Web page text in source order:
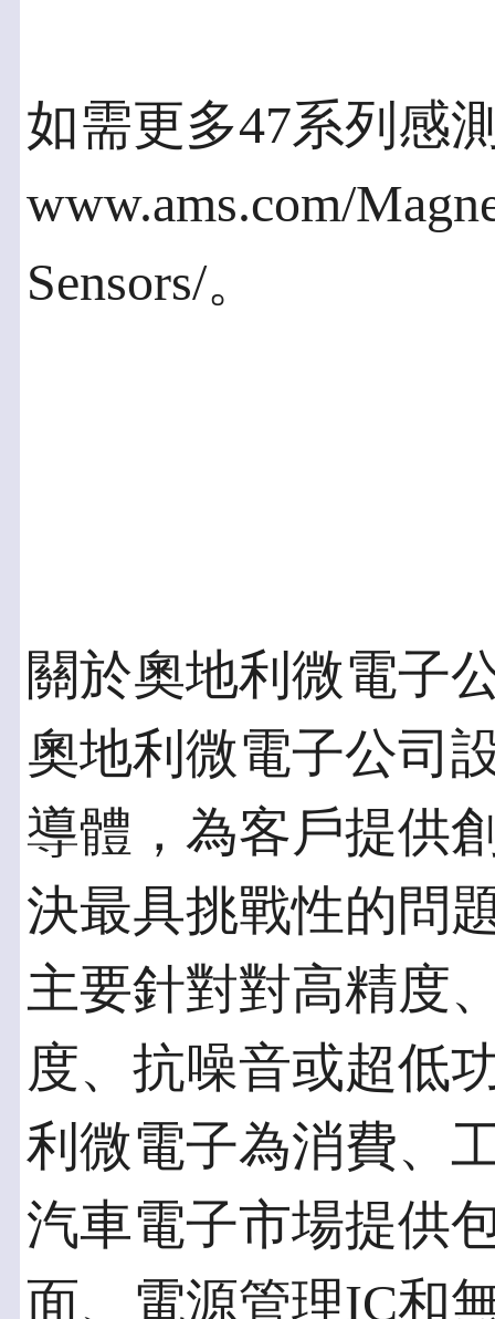
如需更多47系列感
www.ams.com/
Sensors/。
關於奧地利微電子
奧地利微電子公司
導體，為客戶提供
決最具挑戰性的問
主要針對對高精度
度、抗噪音或超低
利微電子為消費、
汽車電子市場提供
面、電源管理IC和